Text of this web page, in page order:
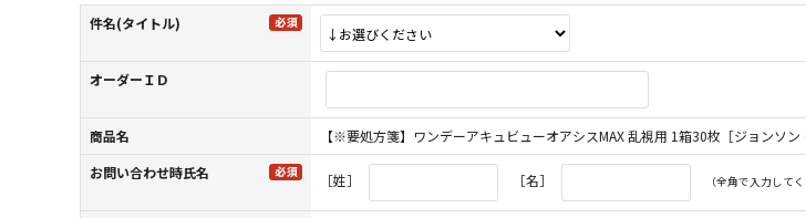
件名(タイトル)
オーダーＩＤ
商品名
【※要処方箋】ワンデーアキュビューオアシスMAX 乱視用 1箱30枚［ジョンソン
お問い合わせ時氏名
［姓］ ［名］ （全角で入力してく